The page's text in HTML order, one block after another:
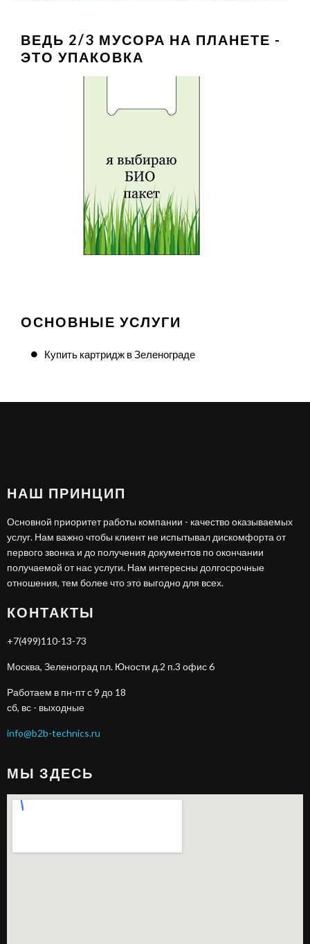
ВЕДЬ 2/3 МУСОРА НА ПЛАНЕТЕ -
ЭТО УПАКОВКА
ОСНОВНЫЕ УСЛУГИ
Купить картридж в Зеленограде
НАШ ПРИНЦИП
Основной приоритет работы компании - качество оказываемых
услуг. Нам важно чтобы клиент не испытывал дискомфорта от
первого звонка и до получения документов по окончании
получаемой от нас услуги. Нам интересны долгосрочные
отношения, тем более что это выгодно для всех.
КОНТАКТЫ
+7(499)110-13-73
Москва, Зеленоград пл. Юности д.2 п.3 офис 6
Работаем в пн-пт с 9 до 18
сб, вс - выходные
info@b2b-technics.ru
МЫ ЗДЕСЬ